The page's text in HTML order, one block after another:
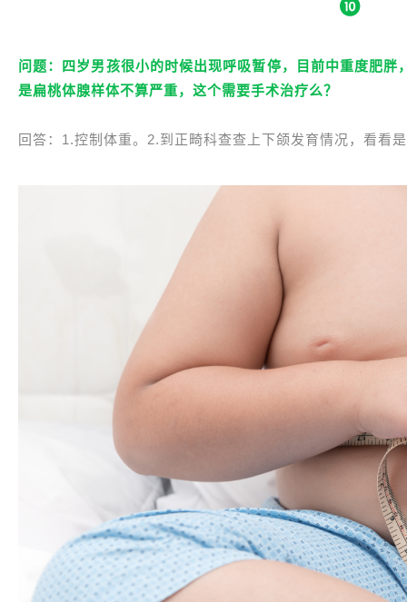
问题：四岁男孩很小的时候出现呼吸暂停，目前中重度肥
是扁桃体腺样体不算严重，这个需要手术治疗么？
回答：1.控制体重。2.到正畸科查查上下颌发育情况，看看